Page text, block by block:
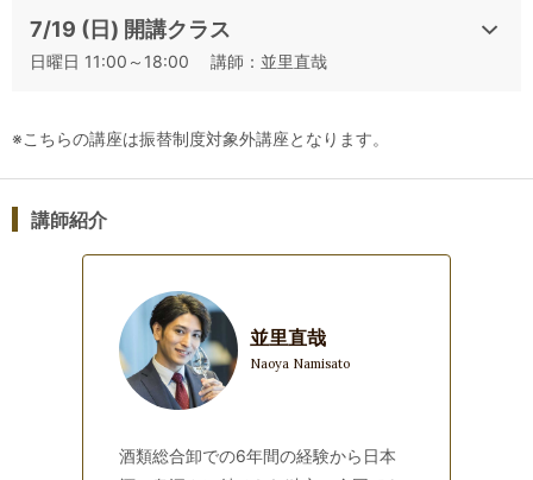
・受講生向けマイページでご確認ください。
※動画閲覧期限：2026年7月21日(火)17時～8月26日(水)
◆資料について
講座資料は全てデータでの配布となります。
マイページ「資料ダウンロード」アイコンからダウンロード可
能になります。
詳細は講座前日にお送りするZoomのご案内メールにてご案内
7/19 (日) 開講クラス
日曜日 11:00～18:00 講師：並里直哉
※こちらの講座は振替制度対象外講座となります。
講師紹介
並里直哉
Naoya Namisato
酒類総合卸での6年間の経験から日本